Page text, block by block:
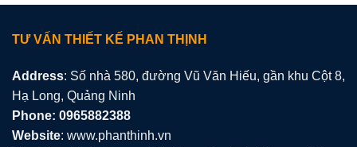
TƯ VẤN THIẾT KẾ PHAN THỊNH
Address: Số nhà 580, đường Vũ Văn Hiếu, gần khu Cột 8,
Hạ Long, Quảng Ninh
Phone: 0965882388
Website: www.phanthinh.vn